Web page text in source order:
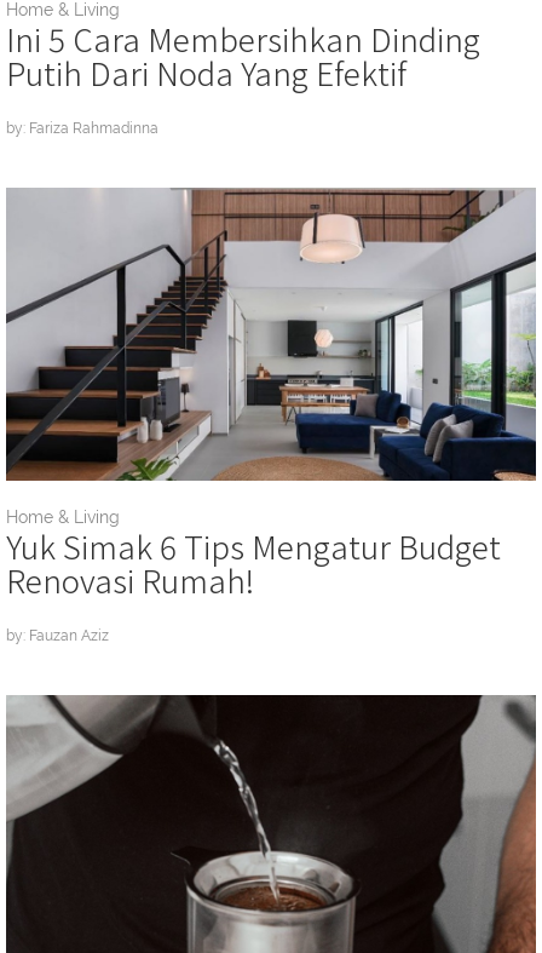
Home & Living
Ini 5 Cara Membersihkan Dinding
Putih Dari Noda Yang Efektif
by: Fariza Rahmadinna
Home & Living
Yuk Simak 6 Tips Mengatur Budget
Renovasi Rumah!
by: Fauzan Aziz